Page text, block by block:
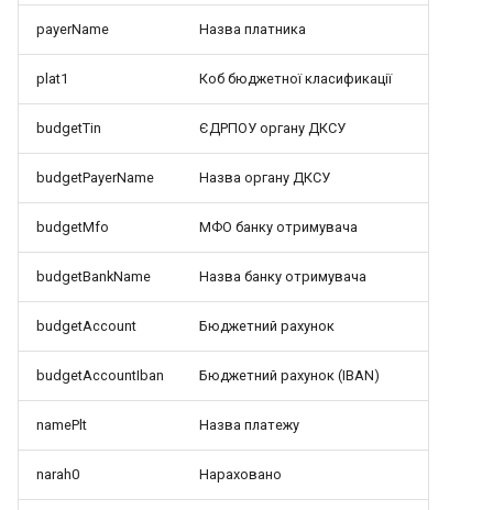
payerName Назва платника
plat1 Коб бюджетної класификації
budgetTin ЄДРПОУ органу ДКСУ
budgetPayerName Назва органу ДКСУ
budgetMfo МФО банку отримувача
budgetBankName Назва банку отримувача
budgetAccount Бюджетний рахунок
budgetAccountIban Бюджетний рахунок (IBAN)
namePlt Назва платежу
narah0 Нараховано